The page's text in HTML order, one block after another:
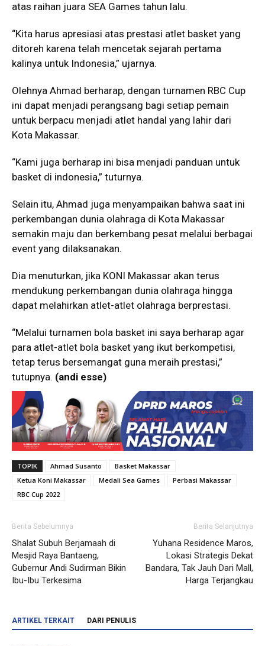
atas raihan juara SEA Games tahun lalu.
“Kita harus apresiasi atas prestasi atlet basket yang
ditoreh karena telah mencetak sejarah pertama
kalinya untuk Indonesia,” ujarnya.
Olehnya Ahmad berharap, dengan turnamen RBC Cup
ini dapat menjadi perangsang bagi setiap pemain
untuk berpacu menjadi atlet handal yang lahir dari
Kota Makassar.
“Kami juga berharap ini bisa menjadi panduan untuk
basket di indonesia,” tuturnya.
Selain itu, Ahmad juga menyampaikan bahwa saat ini
perkembangan dunia olahraga di Kota Makassar
semakin maju dan berkembang pesat melalui berbagai
event yang dilaksanakan.
Dia menuturkan, jika KONI Makassar akan terus
mendukung perkembangan dunia olahraga hingga
dapat melahirkan atlet-atlet olahraga berprestasi.
“Melalui turnamen bola basket ini saya berharap agar
para atlet-atlet bola basket yang ikut berkompetisi,
tetap terus bersemangat guna meraih prestasi,”
tutupnya. (andi esse)
TOPIK Ahmad Susanto
Basket Makassar
Ketua Koni Makassar
Medali Sea Games
Perbasi Makassar
RBC Cup 2022
Berita Sebelumnya
Shalat Subuh Berjamaah di
Mesjid Raya Bantaeng,
Gubernur Andi Sudirman Bikin
Ibu-Ibu Terkesima
Berita Selanjutnya
Yuhana Residence Maros,
Lokasi Strategis Dekat
Bandara, Tak Jauh Dari Mall,
Harga Terjangkau
ARTIKEL TERKAIT DARI PENULIS